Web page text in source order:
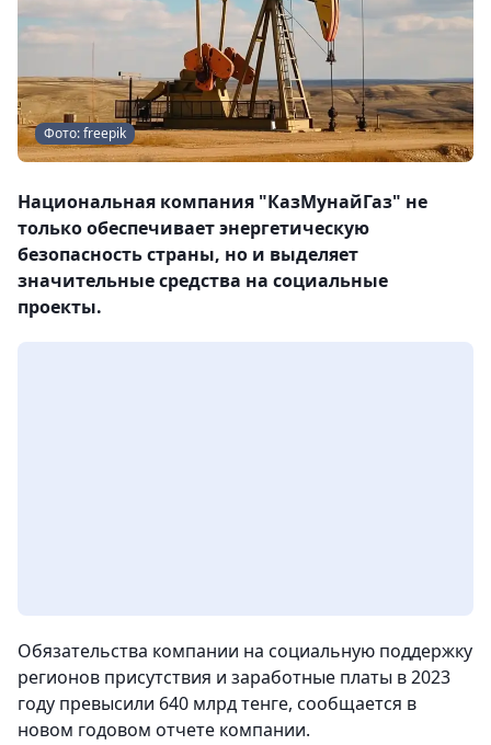
Фото: freepik
Национальная компания "КазМунайГаз" не
только обеспечивает энергетическую
безопасность страны, но и выделяет
значительные средства на социальные
проекты.
Обязательства компании на социальную поддержку
регионов присутствия и заработные платы в 2023
году превысили 640 млрд тенге, сообщается в
новом годовом отчете компании.